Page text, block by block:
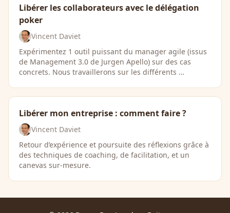
Libérer les collaborateurs avec le délégation
poker
Vincent Daviet
Expérimentez 1 outil puissant du manager agile (issus
de Management 3.0 de Jurgen Apello) sur des cas
concrets. Nous travaillerons sur les différents …
Libérer mon entreprise : comment faire ?
Vincent Daviet
Retour d’expérience et poursuite des réflexions grâce à
des techniques de coaching, de facilitation, et un
canevas sur-mesure.